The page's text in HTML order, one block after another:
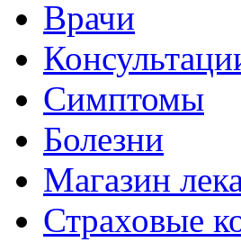
Врачи
Симптомы
Болезни
Магазин
Страховые